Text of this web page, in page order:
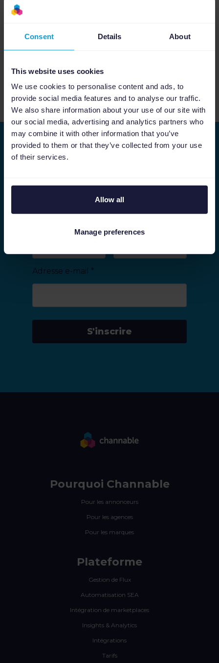
Consent Details About
This website uses cookies
We use cookies to personalise content and ads, to
provide social media features and to analyse our traffic.
We also share information about your use of our site with
our social media, advertising and analytics partners who
may combine it with other information that you’ve
provided to them or that they’ve collected from your use
of their services.
Allow all
Manage preferences
Feed Manager
Voir plus de vidéos
Restons connectés
de conseils marketing et connaître notre
actualité.
Adresse e-mail *
S'inscrire
Pourquoi Channable
Pour les annonceurs
Pour les agences
Pour les marques
Plateforme
Gestion de Flux
Automatisation SEA
Intégration de marketplaces
Insights & Analytics
Intégrations
Tarifs